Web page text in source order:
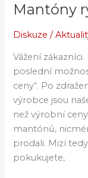
Mantóny
Diskuze /
Vážení
poslední
ceny“. Po
výrobce jsou
než výrobní
mantónů,
prodali. Mizí
pokukujete,
Mantóny
mizí